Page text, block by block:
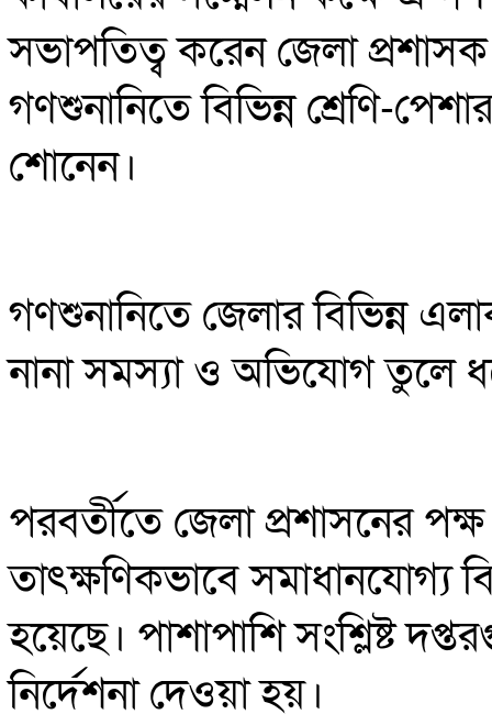
সভাপতিত্ব করেন জেলা
গণশুনানিতে বিভিন্ন শ্রেণি-
শোনেন।
গণশুনানিতে জেলার বিভিন্ন
নানা সমস্যা ও অভিযোগ তুলে
পরবর্তীতে জেলা প্রশাসনের
তাৎক্ষণিকভাবে সমাধানযোগ্য
হয়েছে। পাশাপাশি সংশ্লিষ্ট
নির্দেশনা দেওয়া হয়।